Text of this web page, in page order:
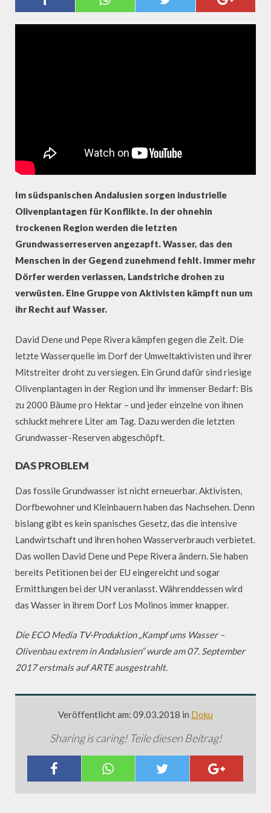
OLIVENBAU EXTREM IN
ANDALUSIEN
Im südspanischen Andalusien sorgen industrielle
Olivenplantagen für Konflikte. In der ohnehin
trockenen Region werden die letzten
Grundwasserreserven angezapft. Wasser, das den
Menschen in der Gegend zunehmend fehlt. Immer mehr
Dörfer werden verlassen, Landstriche drohen zu
verwüsten. Eine Gruppe von Aktivisten kämpft nun um
ihr Recht auf Wasser.
David Dene und Pepe Rivera kämpfen gegen die Zeit. Die
letzte Wasserquelle im Dorf der Umweltaktivisten und ihrer
Mitstreiter droht zu versiegen. Ein Grund dafür sind riesige
Olivenplantagen in der Region und ihr immenser Bedarf: Bis
zu 2000 Bäume pro Hektar – und jeder einzelne von ihnen
schluckt mehrere Liter am Tag. Dazu werden die letzten
Grundwasser-Reserven abgeschöpft.
DAS PROBLEM
Das fossile Grundwasser ist nicht erneuerbar. Aktivisten,
Dorfbewohner und Kleinbauern haben das Nachsehen. Denn
bislang gibt es kein spanisches Gesetz, das die intensive
Landwirtschaft und ihren hohen Wasserverbrauch verbietet.
Das wollen David Dene und Pepe Rivera ändern. Sie haben
bereits Petitionen bei der EU eingereicht und sogar
Ermittlungen bei der UN veranlasst. Währenddessen wird
das Wasser in ihrem Dorf Los Molinos immer knapper.
Die ECO Media TV-Produktion „Kampf ums Wasser –
Olivenbau extrem in Andalusien“ wurde am 07. September
2017 erstmals auf ARTE ausgestrahlt.
Veröffentlicht am: 09.03.2018 in Doku
Sharing is caring! Teile diesen Beitrag!